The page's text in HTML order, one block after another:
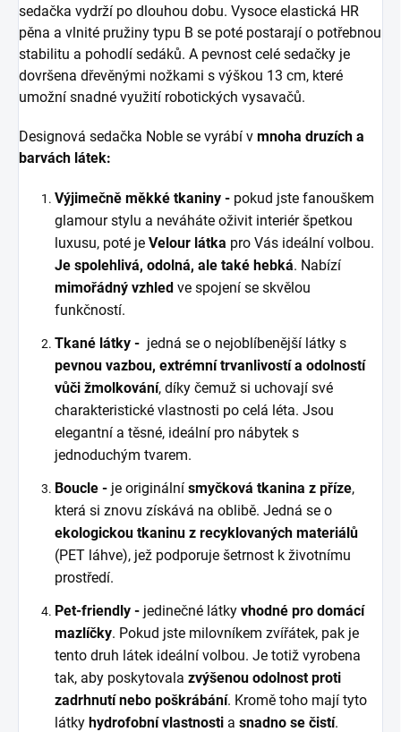
sedačka vydrží po dlouhou dobu. Vysoce elastická HR
pěna a vlnité pružiny typu B se poté postarají o potřebnou
stabilitu a pohodlí sedáků. A pevnost celé sedačky je
dovršena dřevěnými nožkami s výškou 13 cm, které
umožní snadné využití robotických vysavačů.
Designová sedačka Noble se vyrábí v mnoha druzích a
barvách látek:
Výjimečně měkké tkaniny - pokud jste fanouškem
glamour stylu a neváháte oživit interiér špetkou
luxusu, poté je Velour látka pro Vás ideální volbou.
Je spolehlivá, odolná, ale také hebká. Nabízí
mimořádný vzhled ve spojení se skvělou
funkčností.
Tkané látky - jedná se o nejoblíbenější látky s
pevnou vazbou, extrémní trvanlivostí a odolností
vůči žmolkování, díky čemuž si uchovají své
charakteristické vlastnosti po celá léta. Jsou
elegantní a těsné, ideální pro nábytek s
jednoduchým tvarem.
Boucle - je originální smyčková tkanina z příze,
která si znovu získává na oblibě. Jedná se o
ekologickou tkaninu z recyklovaných materiálů
(PET láhve), jež podporuje šetrnost k životnímu
prostředí.
Pet-friendly - jedinečné látky vhodné pro domácí
mazlíčky. Pokud jste milovníkem zvířátek, pak je
tento druh látek ideální volbou. Je totiž vyrobena
tak, aby poskytovala zvýšenou odolnost proti
zadrhnutí nebo poškrábání. Kromě toho mají tyto
látky hydrofobní vlastnosti a snadno se čistí.